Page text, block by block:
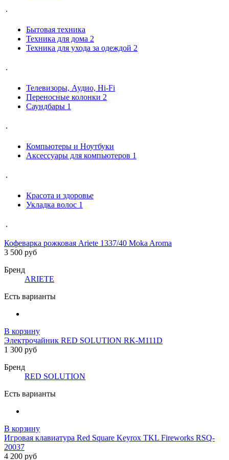
.
Бытовая техника
Техника для дома 2
Техника для ухода за одеждой 2
.
Телевизоры, Аудио, Hi-Fi
Переносные колонки 2
Саундбары 1
.
Компьютеры и Ноутбуки
Аксессуары для компьютеров 1
.
Красота и здоровье
Укладка волос 1
.
Кофеварка рожковая Ariete 1337/40 Moka Aroma
3 500 руб
Бренд
ARIETE
Есть варианты
В корзину
Электрочайник RED SOLUTION RK-M111D
1 300 руб
Бренд
RED SOLUTION
Есть варианты
В корзину
Игровая клавиатура Red Square Keyrox TKL Fireworks RSQ-
20037
4 200 руб